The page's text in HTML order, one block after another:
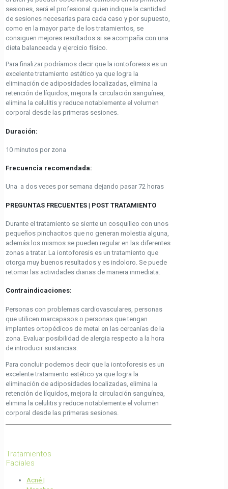
sesiones, será el profesional quien indique la cantidad
de sesiones necesarias para cada caso y por supuesto,
como en la mayor parte de los tratamientos, se
consiguen mejores resultados si se acompaña con una
dieta balanceada y ejercicio físico.
Para finalizar podríamos decir que la iontoforesis es un
excelente tratamiento estético ya que logra la
eliminación de adiposidades localizadas, elimina la
retención de líquidos, mejora la circulación sanguínea,
elimina la celulitis y reduce notablemente el volumen
corporal desde las primeras sesiones.
Duración:
10 minutos por zona
Frecuencia recomendada:
Una a dos veces por semana dejando pasar 72 horas
PREGUNTAS FRECUENTES | POST TRATAMIENTO
Durante el tratamiento se siente un cosquilleo con unos
pequeños pinchacitos que no generan molestia alguna,
además los mismos se pueden regular en las diferentes
zonas a tratar. La iontoforesis es un tratamiento que
otorga muy buenos resultados y es indoloro. Se puede
retomar las actividades diarias de manera inmediata.
Contraindicaciones:
Personas con problemas cardiovasculares, personas
que utilicen marcapasos o personas que tengan
implantes ortopédicos de metal en las cercanías de la
zona. Evaluar posibilidad de alergia respecto a la hora
de introducir sustancias.
Para concluir podemos decir que la iontoforesis es un
excelente tratamiento estético ya que logra la
eliminación de adiposidades localizadas, elimina la
retención de líquidos, mejora la circulación sanguínea,
elimina la celulitis y reduce notablemente el volumen
corporal desde las primeras sesiones.
Tratamientos
Faciales
Acné |